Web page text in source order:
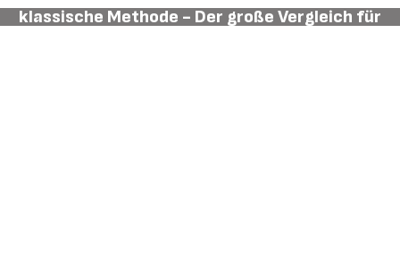
klassische Methode - Der große Vergleich für